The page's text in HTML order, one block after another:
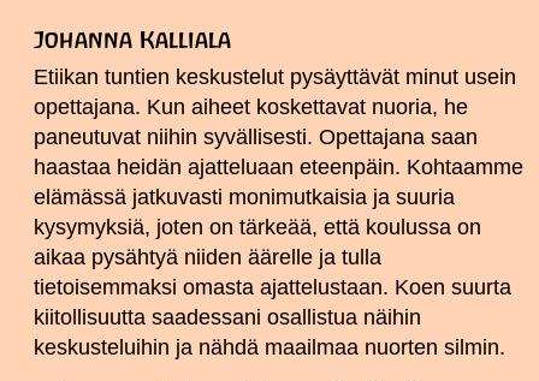
Johanna Kalliala
Etiikan tuntien keskustelut pysäyttävät minut usein
opettajana. Kun aiheet koskettavat nuoria, he
paneutuvat niihin syvällisesti. Opettajana saan
haastaa heidän ajatteluaan eteenpäin. Kohtaamme
elämässä jatkuvasti monimutkaisia ja suuria
kysymyksiä, joten on tärkeää, että koulussa on
aikaa pysähtyä niiden äärelle ja tulla
tietoisemmaksi omasta ajattelustaan. Koen suurta
kiitollisuutta saadessani osallistua näihin
keskusteluihin ja nähdä maailmaa nuorten silmin.